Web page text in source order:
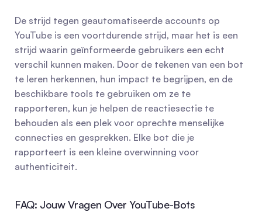
De strijd tegen geautomatiseerde accounts op
YouTube is een voortdurende strijd, maar het is een
strijd waarin geïnformeerde gebruikers een echt
verschil kunnen maken. Door de tekenen van een bot
te leren herkennen, hun impact te begrijpen, en de
beschikbare tools te gebruiken om ze te
rapporteren, kun je helpen de reactiesectie te
behouden als een plek voor oprechte menselijke
connecties en gesprekken. Elke bot die je
rapporteert is een kleine overwinning voor
authenticiteit.
FAQ: Jouw Vragen Over YouTube-Bots